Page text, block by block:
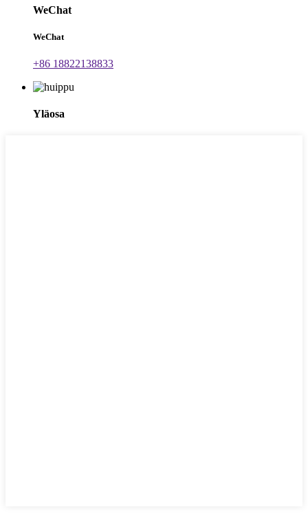
WeChat
WeChat
+86 18822138833
Yläosa